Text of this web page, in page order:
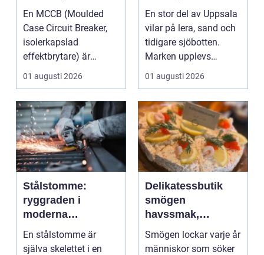
effektbrytare?
En MCCB (Moulded
Case Circuit Breaker,
isolerkapslad
effektbrytare) är
hjärtat i många
moderna elför...
01 augusti 2026
stabila
konstruktioner
En stor del av Uppsala
vilar på lera, sand och
tidigare sjöbotten.
Marken upplevs
kanske som stabil ...
01 augusti 2026
Stålstomme:
ryggraden i
moderna
hallbyggnader
En stålstomme är
själva skelettet i en
Delikatessbutik
smögen
havssmak,
småskalighet och
personligt urval
Smögen lockar varje år
människor som söker